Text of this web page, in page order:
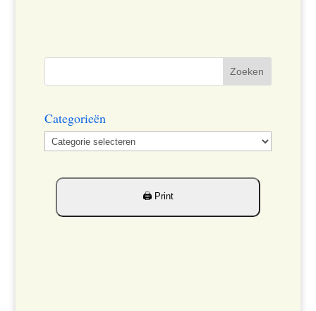
Categorieën
Categorieën